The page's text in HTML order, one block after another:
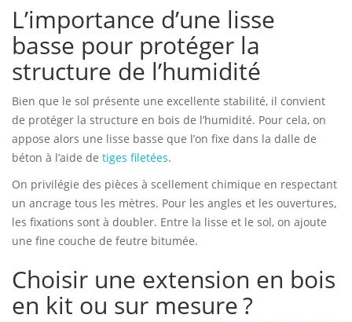
L’importance d’une lisse
basse pour protéger la
structure de l’humidité
Bien que le sol présente une excellente stabilité, il convient
de protéger la structure en bois de l’humidité. Pour cela, on
appose alors une lisse basse que l’on fixe dans la dalle de
béton à l’aide de tiges filetées.
On privilégie des pièces à scellement chimique en respectant
un ancrage tous les mètres. Pour les angles et les ouvertures,
les fixations sont à doubler. Entre la lisse et le sol, on ajoute
une fine couche de feutre bitumée.
Choisir une extension en bois
en kit ou sur mesure ?